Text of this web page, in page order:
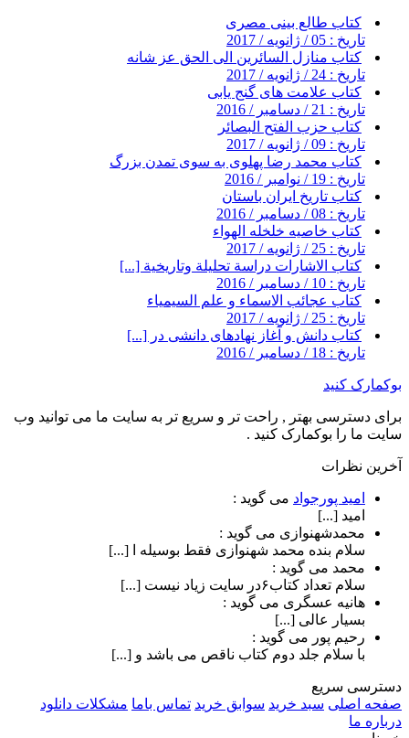
کتاب طالع بینی مصری
تاریخ : 05 / ژانویه / 2017
کتاب منازل السائرین الی الحق عز شانه
تاریخ : 24 / ژانویه / 2017
کتاب علامت های گنج یابی
تاریخ : 21 / دسامبر / 2016
کتاب حزب الفتح البصائر
تاریخ : 09 / ژانویه / 2017
کتاب محمد رضا پهلوی به سوی تمدن بزرگ
تاریخ : 19 / نوامبر / 2016
کتاب تاریخ ایران باستان
تاریخ : 08 / دسامبر / 2016
کتاب خاصیه خلخله الهواء
تاریخ : 25 / ژانویه / 2017
کتاب الاشارات دراسة تحليلة وتاريخية [...]
تاریخ : 10 / دسامبر / 2016
کتاب عجائب الاسماء و علم السیمیاء
تاریخ : 25 / ژانویه / 2017
کتاب دانش و آغاز نهادهای دانشی در [...]
تاریخ : 18 / دسامبر / 2016
بوکمارک کنید
برای دسترسی بهتر , راحت تر و سریع تر به سایت ما می توانید وب
سایت ما را بوکمارک کنید .
آخرین نظرات
امید پورجواد می گوید :
امید [...]
محمدشهنوازی می گوید :
سلام بنده محمد شهنوازی فقط بوسیله ا [...]
محمد می گوید :
سلام تعداد کتاب۶در سایت زیاد نیست [...]
هانیه عسگری می گوید :
بسیار عالی [...]
رحیم پور می گوید :
با سلام جلد دوم کتاب ناقص می باشد و [...]
دسترسی سریع
صفحه اصلی سبد خرید سوابق خرید تماس باما مشکلات دانلود
درباره ما